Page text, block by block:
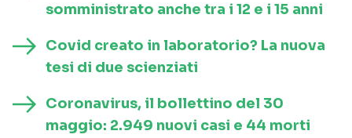
somministrato anche tra i 12 e i 15 anni
Covid creato in laboratorio? La nuova
tesi di due scienziati
Coronavirus, il bollettino del 30
maggio: 2.949 nuovi casi e 44 morti